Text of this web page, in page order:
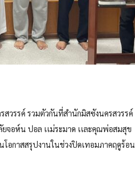
รค์ รวมตัวกันที่สำนักมิสซังนครสวรรค์
จอห์น ปอล เเม่ระมาด เเละคุณพ่อสมสุข
อกาสสรุปงานในช่วงปิดเทอมภาคฤดูร้อน